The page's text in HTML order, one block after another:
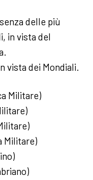
delle più
in vista del
vista dei Mondiali.
Militare)
Militare)